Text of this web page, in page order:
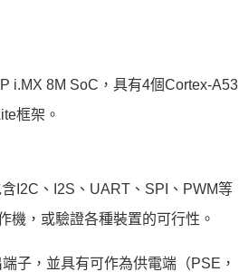
i.MX 8M SoC，具有4個Cortex-A53
框架。
I2C、I2S、UART、SPI、PWM等
機，或驗證各種裝置的可行性。
子，並具有可作為供電端（PSE，